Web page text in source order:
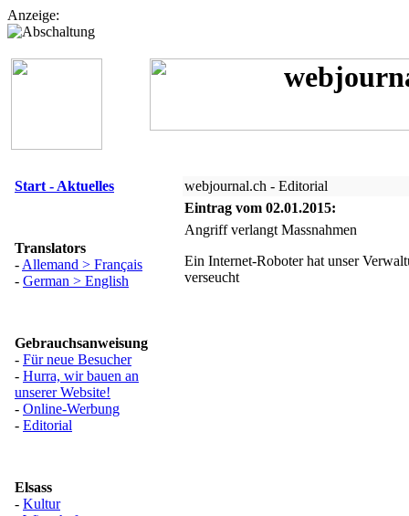
Anzeige:
Start - Aktuelles
Translators
- Allemand > Français
- German > English
Gebrauchsanweisung
- Für neue Besucher
- Hurra, wir bauen an
unserer Website!
- Online-Werbung
- Editorial
Elsass
- Kultur
webjournal.ch - Editorial
Eintrag vom 02.01.2015:
Angriff verlangt Massnahmen
Ein Internet-Roboter hat unser
verseucht